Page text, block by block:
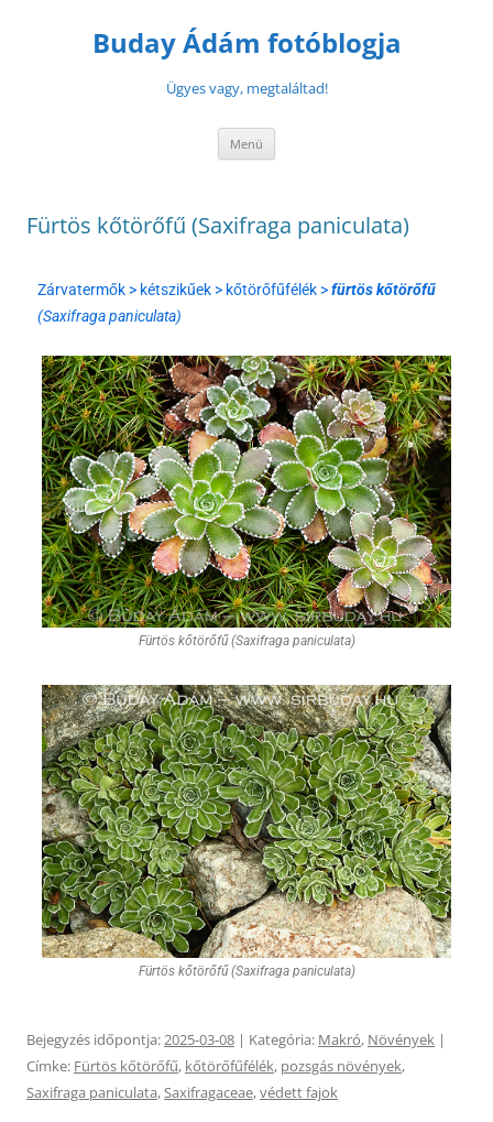
Buday Ádám fotóblogja
Ügyes vagy, megtaláltad!
Menü
Fürtös kőtörőfű (Saxifraga paniculata)
Zárvatermők > kétszikűek > kőtörőfűfélék >fürtös kőtörőfű
(Saxifraga paniculata)
Fürtös kőtörőfű (Saxifraga paniculata)
Fürtös kőtörőfű (Saxifraga paniculata)
Bejegyzés időpontja:2025-03-08 | Kategória: Makró, Növények |
Címke: Fürtös kőtörőfű, kőtörőfűfélék, pozsgás növények,
Saxifraga paniculata,Saxifragaceae,védett fajok